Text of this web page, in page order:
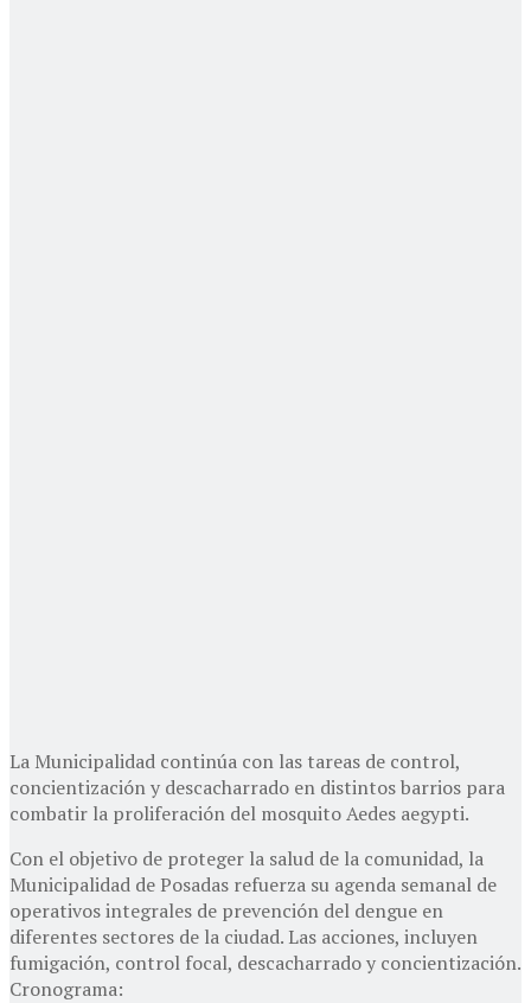
La Municipalidad continúa con las tareas de control,
concientización y descacharrado en distintos barrios para
combatir la proliferación del mosquito Aedes aegypti.
Con el objetivo de proteger la salud de la comunidad, la
Municipalidad de Posadas refuerza su agenda semanal de
operativos integrales de prevención del dengue en
diferentes sectores de la ciudad. Las acciones, incluyen
fumigación, control focal, descacharrado y concientización.
Cronograma: